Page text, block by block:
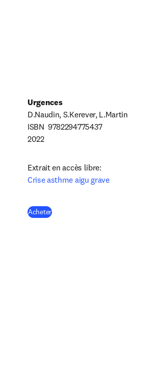
Urgences
D.Naudin, S.Kerever, L.Martin
ISBN  9782294775437
2022
Crise asthme aigu grave
Acheter(